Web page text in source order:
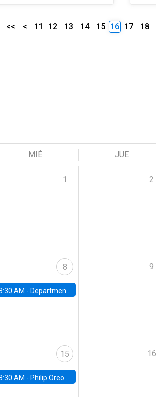
<< < 11 12 13 14 15 16 17 18
MIÉ JUE
1 2
8
AM - Department Seminar: James Robinson
9
15
AM - Philip Oreopolous, University of Toronto
16